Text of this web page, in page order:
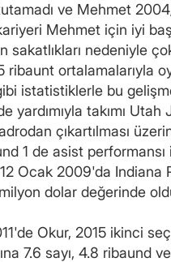
ve Mehmet
Mehmet için iyi
sakatlıkları nedeniyle
ribaunt ortalamalarıyla
istatistiklerle bu
yardımıyla takımı
çıkartılması
1 de asist
Ocak 2009'da Indiana
dolar değerinde
Okur, 2015 ikinci
7.6 sayı, 4.8 ribaund